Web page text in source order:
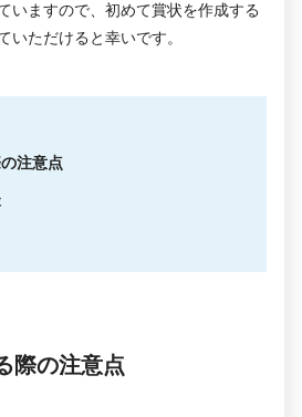
いますので、初めて賞状を作成する
いただけると幸いです。
注意点
際の注意点